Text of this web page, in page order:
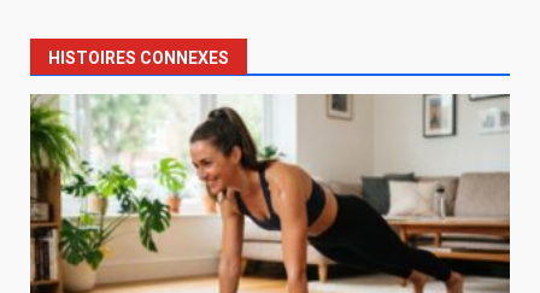
HISTOIRES CONNEXES